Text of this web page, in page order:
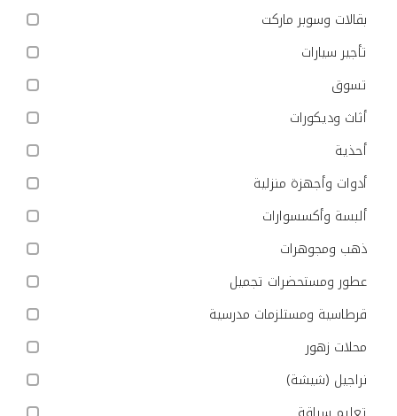
بقالات وسوبر ماركت
تأجير سيارات
تسوق
أثاث وديكورات
أحذية
أدوات وأجهزة منزلية
ألبسة وأكسسوارات
ذهب ومجوهرات
عطور ومستحضرات تجميل
قرطاسية ومستلزمات مدرسية
محلات زهور
نراجيل (شيشة)